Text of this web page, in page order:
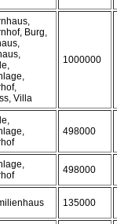
Burg,
Villa
1000000
498000
498000
135000